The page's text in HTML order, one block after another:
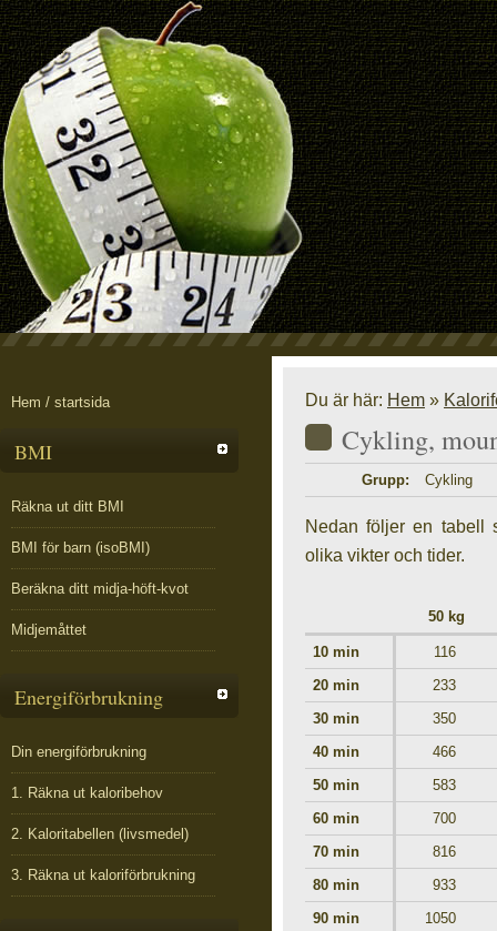
Hem / startsida
BMI
Räkna ut ditt BMI
BMI för barn (isoBMI)
Beräkna ditt midja-höft-kvot
Midjemåttet
Energiförbrukning
Din energiförbrukning
1. Räkna ut kaloribehov
2. Kaloritabellen (livsmedel)
3. Räkna ut kaloriförbrukning
Du är här: Hem »
Cykling,
Grupp: Cykling
Nedan följer en tabell
olika vikter och tider.
50 kg
10 min
116
20 min
233
30 min
350
40 min
466
50 min
583
60 min
700
70 min
816
80 min
933
90 min
1050